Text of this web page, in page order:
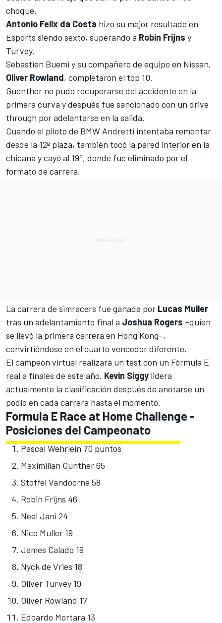
choque.
Antonio Felix da Costa hizo su mejor resultado en
Esports siendo sexto, superando a Robin Frijns y
Turvey.
Sebastien Buemi y su compañero de equipo en Nissan,
Oliver Rowland, completaron el top 10.
Guenther no pudo recuperarse del accidente en la
primera curva y después fue sancionado con un drive
through por adelantarse en la salida.
Cuando el piloto de BMW Andretti intentaba remontar
desde la 12ª plaza, también tocó la pared interior en la
chicana y cayó al 19º, donde fue eliminado por el
formato de carrera.
La carrera de simracers fue ganada por Lucas Muller
tras un adelantamiento final a Joshua Rogers –quien
se llevó la primera carrera en Hong Kong–,
convirtiéndose en el cuarto vencedor diferente.
El campeón virtual realizará un test con un Fórmula E
real a finales de este año. Kevin Siggy lidera
actualmente la clasificación después de anotarse un
podio en cada carrera hasta el momento.
Formula E Race at Home Challenge -
Posiciones del Campeonato
Pascal Wehrlein 70 puntos
Maximilian Gunther 65
Stoffel Vandoorne 58
Robin Frijns 46
Neel Jani 24
Nico Muller 19
James Calado 19
Nyck de Vries 18
Oliver Turvey 19
Oliver Rowland 17
Edoardo Mortara 13